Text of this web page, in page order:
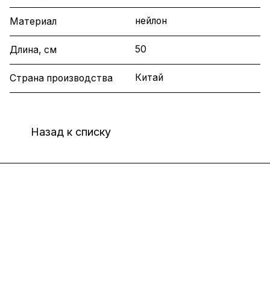
Материал нейлон
Длина, см 50
Страна производства Китай
Назад к списку